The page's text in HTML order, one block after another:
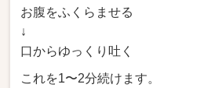
お腹をふくらませる
↓
口からゆっくり吐く
これを1〜2分続けます。